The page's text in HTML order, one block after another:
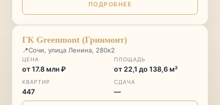
ПОДРОБНЕЕ
ГК Greenmont (Гринмонт)
📍Сочи, улица Ленина, 280к2
ЦЕНА
от 17.8 млн ₽
ПЛОЩАДЬ
от 22,1 до 138,6 м²
КВАРТИР
447
СДАЧА
—